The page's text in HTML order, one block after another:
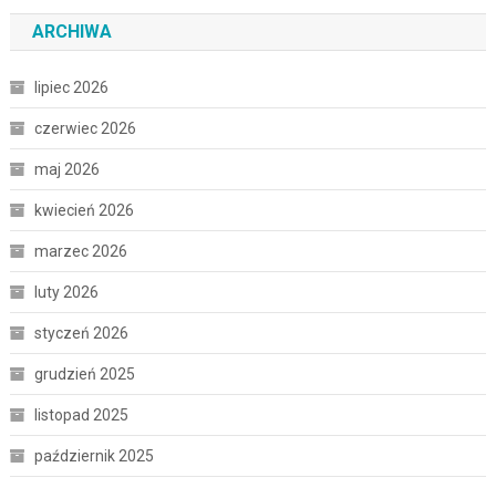
ARCHIWA
lipiec 2026
czerwiec 2026
maj 2026
kwiecień 2026
marzec 2026
luty 2026
styczeń 2026
grudzień 2025
listopad 2025
październik 2025